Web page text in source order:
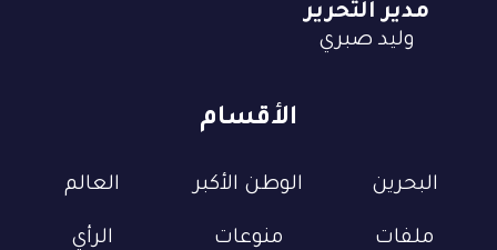
الأقسام
البحرين الوطن الأكبر العالم
ملفات منوعات الرأي
مدير التحرير
وليد صبري